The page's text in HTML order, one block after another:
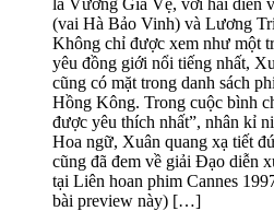
(vai Hà Bảo Vinh) và Lương
Không chỉ được xem như một
yêu đồng giới nổi tiếng nhất,
cũng có mặt trong danh sách
Hồng Kông. Trong cuộc bình
được yêu thích nhất”, nhân kỉ
Hoa ngữ, Xuân quang xạ tiết
cũng đã đem về giải Đạo diễn
tại Liên hoan phim Cannes
bài preview này) […]